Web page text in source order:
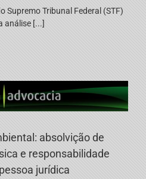
Supremo Tribunal Federal (STF)
análise [...]
absolvição de
e responsabilidade
jurídica